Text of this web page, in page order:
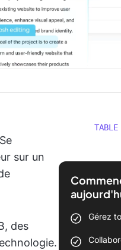
sur un
des
TABLE
Gérez